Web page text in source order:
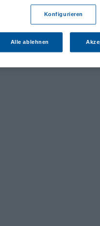
Konfigurieren
Alle ablehnen